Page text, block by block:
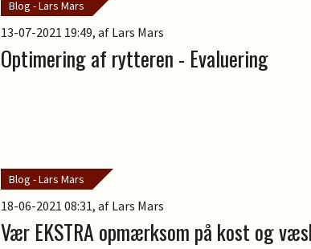
Blog - Lars Mars
13-07-2021 19:49, af Lars Mars
Optimering af rytteren - Evaluering
Blog - Lars Mars
18-06-2021 08:31, af Lars Mars
Vær EKSTRA opmærksom på kost og